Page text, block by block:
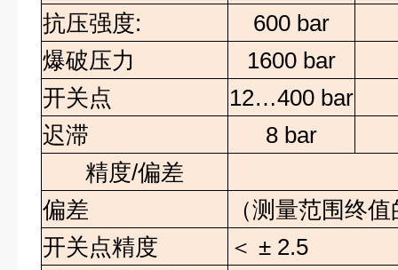
抗压强度:
600 bar
爆破压力
1600 bar
开关点
12…400 bar
迟滞
8 bar
精度/偏差
偏差
（测量范围终值
开关点精度
＜ ± 2.5